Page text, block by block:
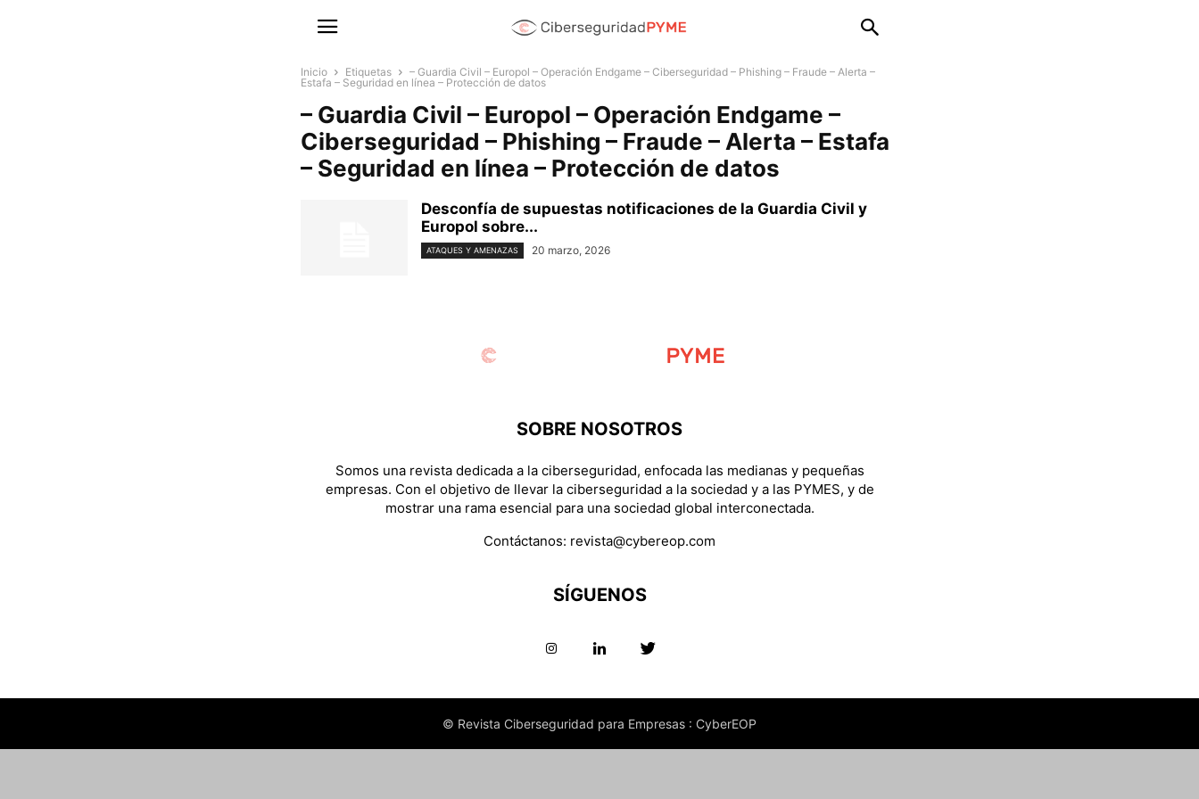
Inicio Etiquetas
– Guardia Civil – Europol – Operación Endgame – Ciberseguridad – Phishing – Fraude – Alerta –
Estafa – Seguridad en línea – Protección de datos
– Guardia Civil – Europol – Operación Endgame –
Ciberseguridad – Phishing – Fraude – Alerta – Estafa
– Seguridad en línea – Protección de datos
Desconfía de supuestas notificaciones de la Guardia Civil y
Europol sobre...
ATAQUES Y AMENAZAS 20 marzo, 2026
SOBRE NOSOTROS
Somos una revista dedicada a la ciberseguridad, enfocada las medianas y pequeñas
empresas. Con el objetivo de llevar la ciberseguridad a la sociedad y a las PYMES, y de
mostrar una rama esencial para una sociedad global interconectada.
Contáctanos: revista@cybereop.com
SÍGUENOS
© Revista Ciberseguridad para Empresas : CyberEOP